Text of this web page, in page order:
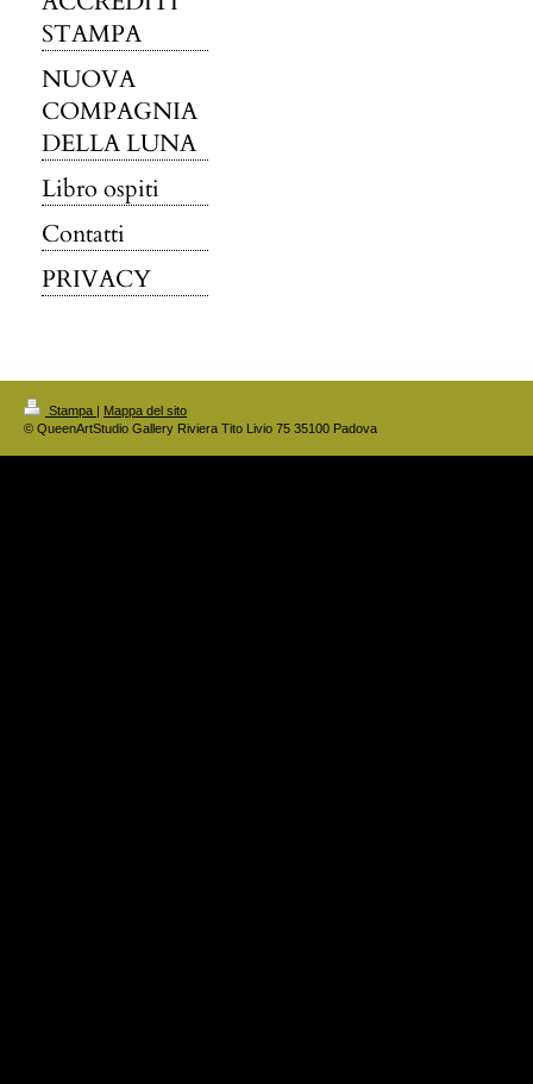
STAMPA
NUOVA
COMPAGNIA
DELLA LUNA
Libro ospiti
Contatti
PRIVACY
Stampa | Mappa del sito
© QueenArtStudio Gallery Riviera Tito Livio 75 35100 Padova